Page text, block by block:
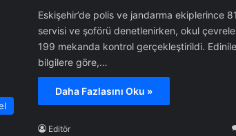
Eskişehir’de polis ve jandarma ekiplerince
servisi ve şoförü denetlenirken, okul
199 mekanda kontrol gerçekleştirildi.
bilgilere göre,…
Daha Fazlasını Oku »
Editör